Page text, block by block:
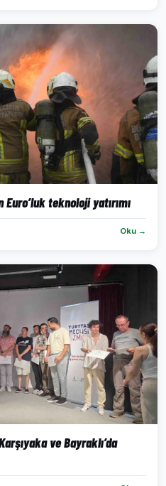
teknoloji yatırımı
Oku →
ve Bayraklı’da